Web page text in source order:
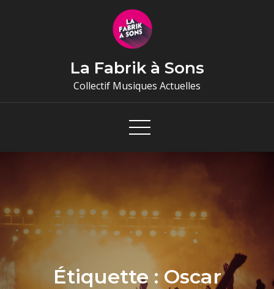
La Fabrik à Sons
Collectif Musiques Actuelles
Étiquette : Oscar